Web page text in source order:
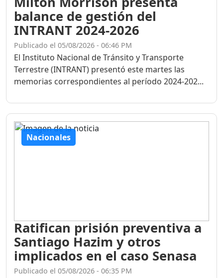
balance de gestión del
INTRANT 2024-2026
Publicado el 05/08/2026 - 06:46 PM
El Instituto Nacional de Tránsito y Transporte
Terrestre (INTRANT) presentó este martes las
memorias correspondientes al período 2024-202...
Nacionales
Ratifican prisión preventiva a
Santiago Hazim y otros
implicados en el caso Senasa
Publicado el 05/08/2026 - 06:35 PM